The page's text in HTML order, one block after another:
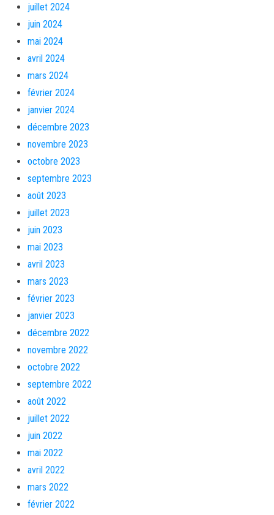
juillet 2024
juin 2024
mai 2024
avril 2024
mars 2024
février 2024
janvier 2024
décembre 2023
novembre 2023
octobre 2023
septembre 2023
août 2023
juillet 2023
juin 2023
mai 2023
avril 2023
mars 2023
février 2023
janvier 2023
décembre 2022
novembre 2022
octobre 2022
septembre 2022
août 2022
juillet 2022
juin 2022
mai 2022
avril 2022
mars 2022
février 2022